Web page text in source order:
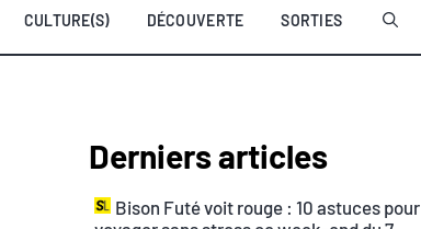
CULTURE(S) DÉCOUVERTE SORTIES
Derniers articles
Bison Futé voit rouge : 10 astuces pour